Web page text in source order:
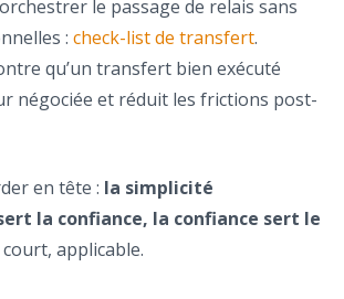
le passage de relais sans
: check-list de transfert.
qu’un transfert bien exécuté
négociée et réduit les frictions post-
en tête : la simplicité
la confiance, la confiance sert le
court, applicable.